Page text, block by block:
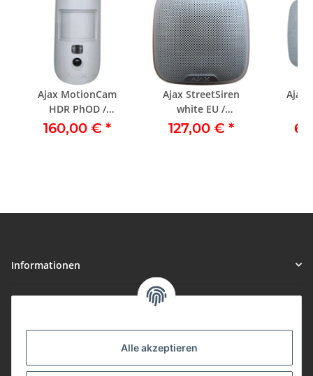
Alle akzeptieren
Ajax MotionCam
HDR PhOD /
Bewegungskamera
weiss
160,00 €*
Ajax StreetSiren
white EU /
Straßensirene weiß
127,00 € *
Ajax
Informationen